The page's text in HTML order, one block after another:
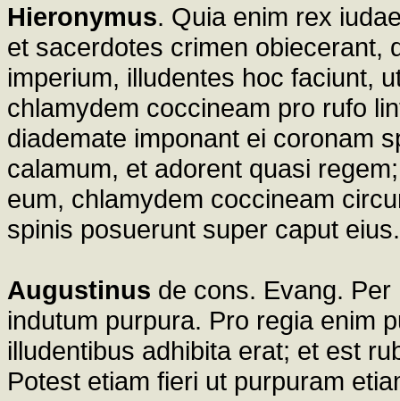
Hieronymus. Quia enim rex
et sacerdotes crimen obiecerant,
imperium, illudentes hoc faciunt,
chlamydem coccineam pro rufo
diademate imponant ei coronam
calamum, et adorent quasi
eum, chlamydem coccineam
spinis posuerunt super caput eius.
Augustinus de cons. Evang.
indutum purpura. Pro regia enim
illudentibus adhibita erat; et est
Potest etiam fieri ut purpuram